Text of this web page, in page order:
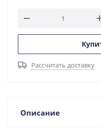
Рассчитать доставку
Описание